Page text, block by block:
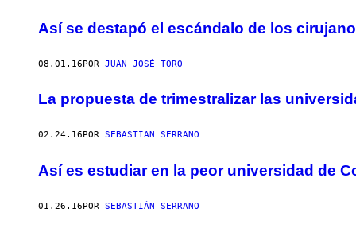
Así se destapó el escándalo de los
08.01.16POR JUAN JOSÉ TORO
La propuesta de trimestralizar las
02.24.16 POR SEBASTIÁN SERRANO
Así es estudiar en la peor universidad de
01.26.16POR SEBASTIÁN SERRANO